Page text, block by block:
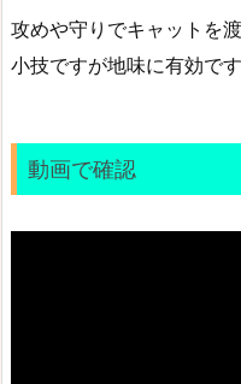
攻めや守りでキャットを
小技ですが地味に有効です
動画で確認